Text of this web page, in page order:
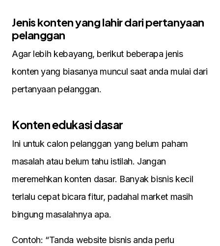
Jenis konten yang lahir dari pertanyaan
pelanggan
Agar lebih kebayang, berikut beberapa jenis
konten yang biasanya muncul saat anda mulai dari
pertanyaan pelanggan.
Konten edukasi dasar
Ini untuk calon pelanggan yang belum paham
masalah atau belum tahu istilah. Jangan
meremehkan konten dasar. Banyak bisnis kecil
terlalu cepat bicara fitur, padahal market masih
bingung masalahnya apa.
Contoh: “Tanda website bisnis anda perlu